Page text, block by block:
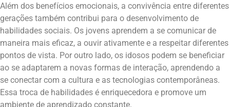
Além dos benefícios emocionais, a convivência entre diferentes
gerações também contribui para o desenvolvimento de
habilidades sociais. Os jovens aprendem a se comunicar de
maneira mais eficaz, a ouvir ativamente e a respeitar diferentes
pontos de vista. Por outro lado, os idosos podem se beneficiar
ao se adaptarem a novas formas de interação, aprendendo a
se conectar com a cultura e as tecnologias contemporâneas.
Essa troca de habilidades é enriquecedora e promove um
ambiente de aprendizado constante.